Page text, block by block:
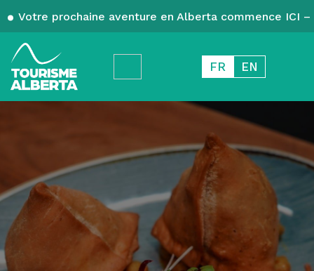
Votre prochaine aventure en Alberta commence ICI
FR EN